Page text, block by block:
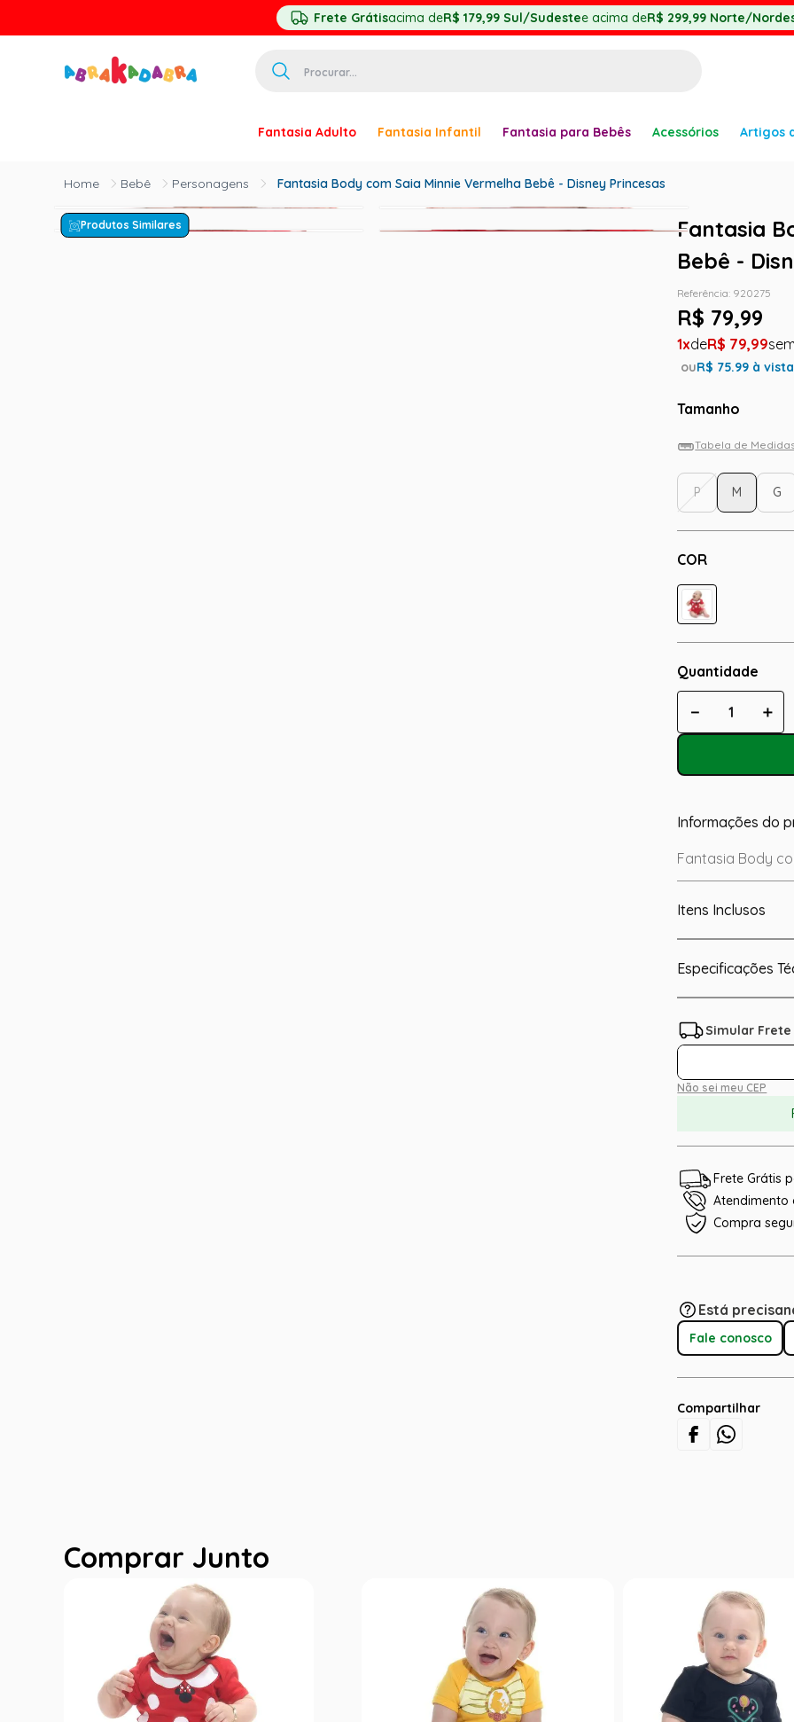
Frete Grátisacima deR$ 179,99 Sul/Sudestee acima deR$ 299,99 Norte/
Fantasia Adulto Fantasia Infantil Fantasia para Bebês Acessórios Artigos
Bebê Personagens Fantasia Body com Saia Minnie Vermelha Bebê - Disney Princesas
Produtos Similares
Fantasia
Bebê -
Referência: 920275
R$ 79,99
1 R$ 79,99
ouR$ 75.99 à vista
Tamanho
Tabela de
COR
P M G
Quantidade
＋
－
Informações do
Fantasia Body
Itens Inclusos
Especificações
Não sei meu CEP
Frete Grátis
Atendimento
Compra
Está
Fale conosco
Compartilhar
Comprar Junto
2
princesa
3º